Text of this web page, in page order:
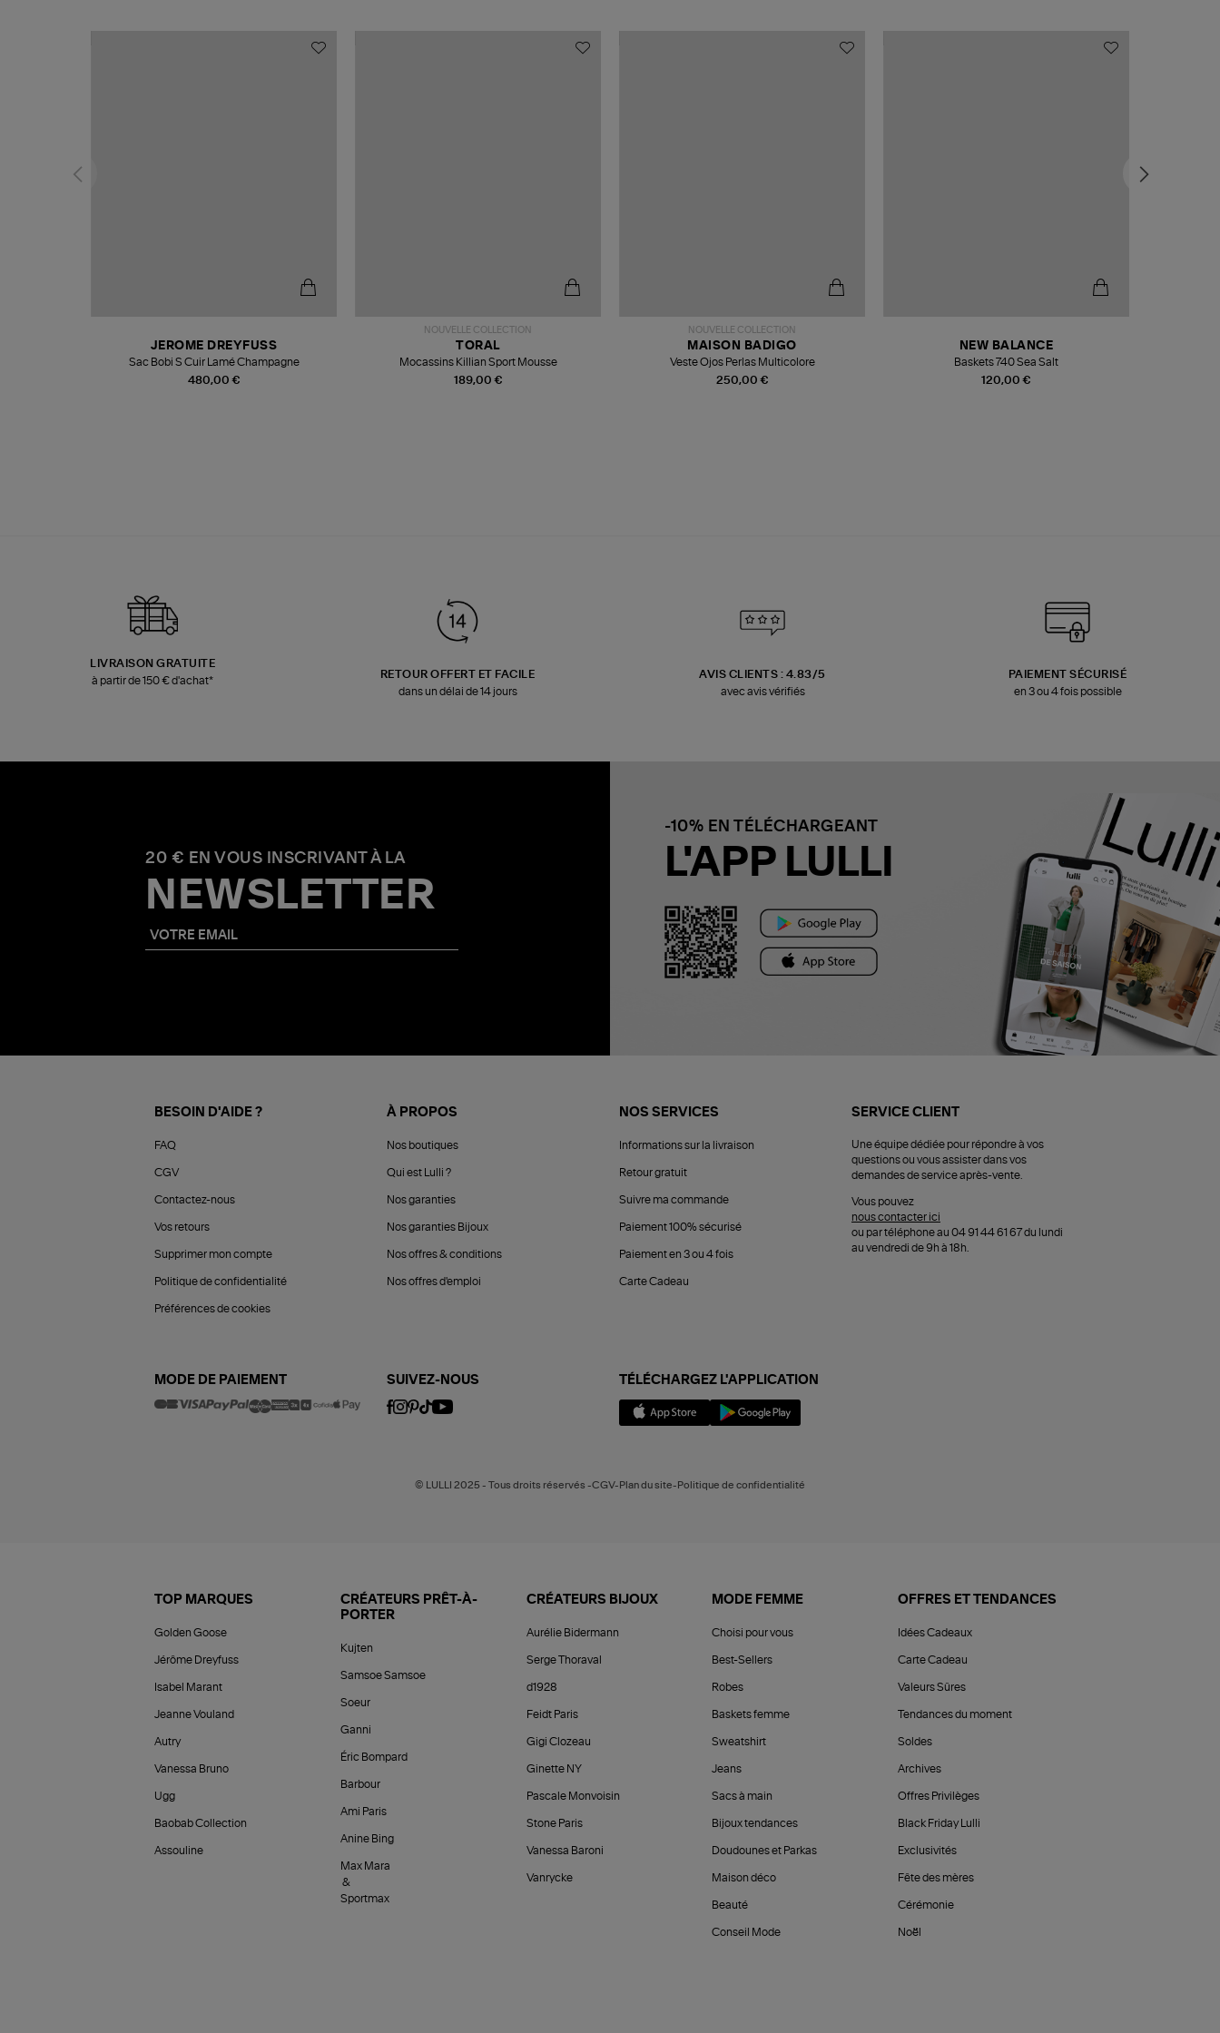
480,00 €
JEROME DREYFUSS
Sac Bobi S Cuir Lamé Champagne
NOUVELLE COLLECTION
189,00 €
TORAL
Mocassins Killian Sport Mousse
NOUVELLE COLLECTION
250,00 €
MAISON BADIGO
Veste Ojos Perlas Multicolore
120,00 €
NEW BALANCE
Baskets 740 Sea Salt
LIVRAISON GRATUITE
à partir de 150 € d'achat*
RETOUR OFFERT ET FACILE
dans un délai de 14 jours
AVIS CLIENTS : 4.83/5
avec avis vérifiés
PAIEMENT SÉCURISÉ
en 3 ou 4 fois possible
20 € EN VOUS INSCRIVANT À LA
NEWSLETTER
-10% EN TÉLÉCHARGEANT
L'APP LULLI
BESOIN D'AIDE ?
FAQ
CGV
Contactez-nous
Vos retours
Supprimer mon compte
Politique de confidentialité
Préférences de cookies
À PROPOS
Nos boutiques
Qui est Lulli ?
Nos garanties
Nos garanties Bijoux
Nos offres & conditions
Nos offres d'emploi
NOS SERVICES
Informations sur la livraison
Retour gratuit
Suivre ma commande
Paiement 100% sécurisé
Paiement en 3 ou 4 fois
Carte Cadeau
SERVICE CLIENT
Une équipe dédiée pour répondre à vos
questions ou vous assister dans vos
demandes de service après-vente.
Vous pouvez
nous contacter ici
ou par téléphone au 04 91 44 61 67 du lundi
au vendredi de 9h à 18h.
MODE DE PAIEMENT SUIVEZ-NOUS TÉLÉCHARGEZ L'APPLICATION
© LULLI 2025 - Tous droits réservés -CGV-Plan du site-Politique de confidentialité
TOP MARQUES
Golden Goose
Jérôme Dreyfuss
Isabel Marant
Jeanne Vouland
Autry
Vanessa Bruno
Ugg
Baobab Collection
Assouline
CRÉATEURS PRÊT-À-
PORTER
Kujten
Samsoe Samsoe
Soeur
Ganni
Éric Bompard
Barbour
Ami Paris
Anine Bing
Max Mara
&
Sportmax
CRÉATEURS BIJOUX
Aurélie Bidermann
Serge Thoraval
d1928
Feidt Paris
Gigi Clozeau
Ginette NY
Pascale Monvoisin
Stone Paris
Vanessa Baroni
Vanrycke
MODE FEMME
Choisi pour vous
Best-Sellers
Robes
Baskets femme
Sweatshirt
Jeans
Sacs à main
Bijoux tendances
Doudounes et Parkas
Maison déco
Beauté
Conseil Mode
OFFRES ET TENDANCES
Idées Cadeaux
Carte Cadeau
Valeurs Sûres
Tendances du moment
Soldes
Archives
Offres Privilèges
Black Friday Lulli
Exclusivités
Fête des mères
Cérémonie
Noël